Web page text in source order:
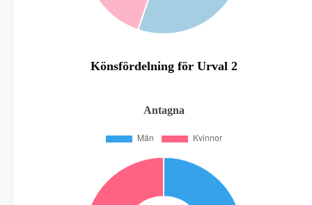
Könsfördelning för Urval 2
Antagna